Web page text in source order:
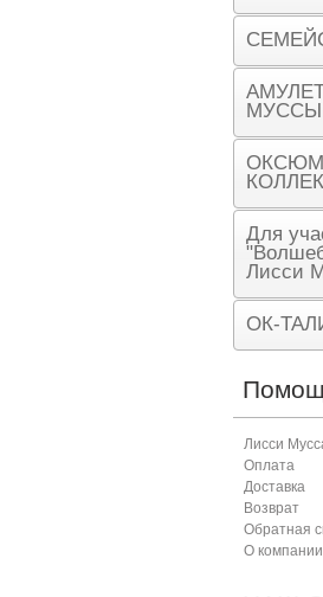
МУССЫ
Для
Лисси
ОК-
Лисси
Оплата
Доставка
Возврат
Обратная
О компании